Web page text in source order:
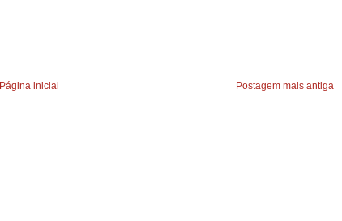
Postagem mais antiga
Página inicial